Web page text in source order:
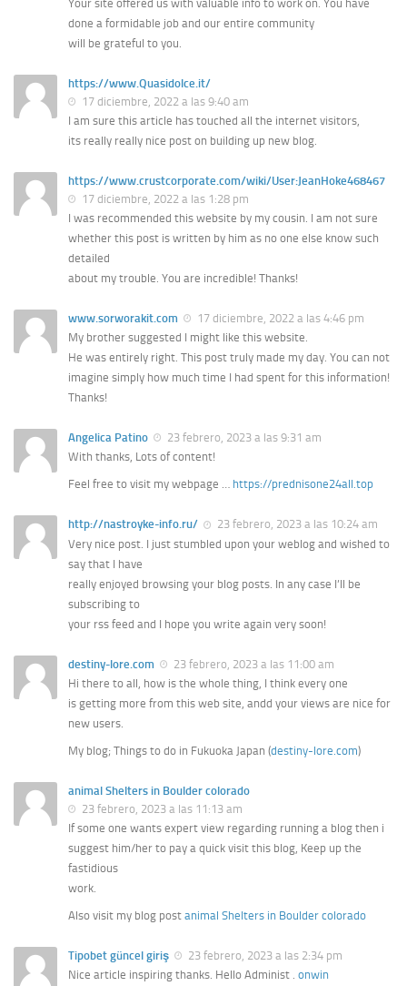
Your site offered us with valuable info to work on. You have
done a formidable job and our entire community
will be grateful to you.
https://www.Quasidolce.it/
17 diciembre, 2022 a las 9:40 am
I am sure this article has touched all the internet visitors,
its really really nice post on building up new blog.
https://www.crustcorporate.com/wiki/User:JeanHoke468467
17 diciembre, 2022 a las 1:28 pm
I was recommended this website by my cousin. I am not sure
whether this post is written by him as no one else know such
detailed
about my trouble. You are incredible! Thanks!
www.sorworakit.com
17 diciembre, 2022 a las 4:46 pm
My brother suggested I might like this website.
He was entirely right. This post truly made my day. You can not
imagine simply how much time I had spent for this information!
Thanks!
Angelica Patino
23 febrero, 2023 a las 9:31 am
With thanks, Lots of content!
Feel free to visit my webpage … https://prednisone24all.top
http://nastroyke-info.ru/
23 febrero, 2023 a las 10:24 am
Very nice post. I just stumbled upon your weblog and wished to
say that I have
really enjoyed browsing your blog posts. In any case I’ll be
subscribing to
your rss feed and I hope you write again very soon!
destiny-lore.com
23 febrero, 2023 a las 11:00 am
Hi there to all, how is the whole thing, I think every one
is getting more from this web site, andd your views are nice for
new users.
My blog; Things to do in Fukuoka Japan (destiny-lore.com)
animal Shelters in Boulder colorado
23 febrero, 2023 a las 11:13 am
If some one wants expert view regarding running a blog then i
suggest him/her to pay a quick visit this blog, Keep up the
fastidious
work.
Also visit my blog post animal Shelters in Boulder colorado
Tipobet güncel giriş
23 febrero, 2023 a las 2:34 pm
Nice article inspiring thanks. Hello Administ . onwin